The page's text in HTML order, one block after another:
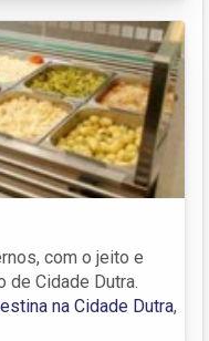
com o jeito e
de Cidade Dutra.
na Cidade Dutra,